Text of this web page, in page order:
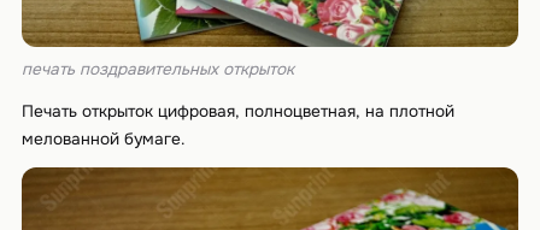
печать поздравительных открыток
Печать открыток цифровая, полноцветная, на плотной
мелованной бумаге.